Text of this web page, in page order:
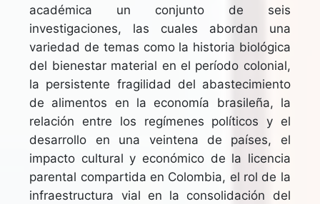
académica un conjunto de seis
investigaciones, las cuales abordan una
variedad de temas como la historia biológica
del bienestar material en el período colonial,
la persistente fragilidad del abastecimiento
de alimentos en la economía brasileña, la
relación entre los regímenes políticos y el
desarrollo en una veintena de países, el
impacto cultural y económico de la licencia
parental compartida en Colombia, el rol de la
infraestructura vial en la consolidación del